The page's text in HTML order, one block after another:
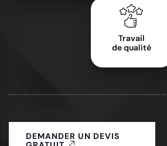
Travail
de qualité
DEMANDER UN DEVIS